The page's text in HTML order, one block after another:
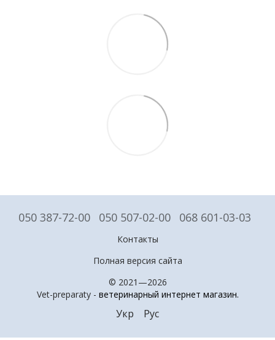
050 387-72-00 050 507-02-00 068 601-03-03
Контакты
Полная версия сайта
© 2021—2026
Vet-preparaty - ветеринарный интернет магазин.
Укр Рус